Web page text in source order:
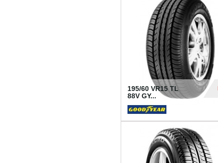
195/60 VR15 TL
88V GY...